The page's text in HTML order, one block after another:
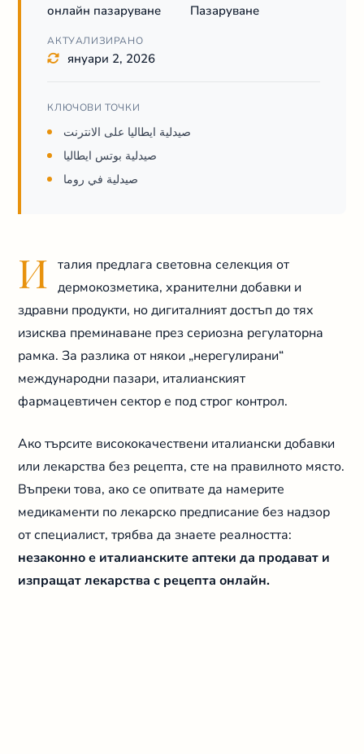
онлайн пазаруване
Пазаруване
АКТУАЛИЗИРАНО
януари 2, 2026
КЛЮЧОВИ ТОЧКИ
صيدلية ايطاليا على الانترنت
صيدلية بوتس ايطاليا
صيدلية في روما
И
талия предлага световна селекция от
дермокозметика, хранителни добавки и
здравни продукти, но дигиталният достъп до тях
изисква преминаване през сериозна регулаторна
рамка. За разлика от някои „нерегулирани“
международни пазари, италианският
фармацевтичен сектор е под строг контрол.
Ако търсите висококачествени италиански добавки
или лекарства без рецепта, сте на правилното място.
Въпреки това, ако се опитвате да намерите
медикаменти по лекарско предписание без надзор
от специалист, трябва да знаете реалността:
незаконно е италианските аптеки да продават и
изпращат лекарства с рецепта онлайн.